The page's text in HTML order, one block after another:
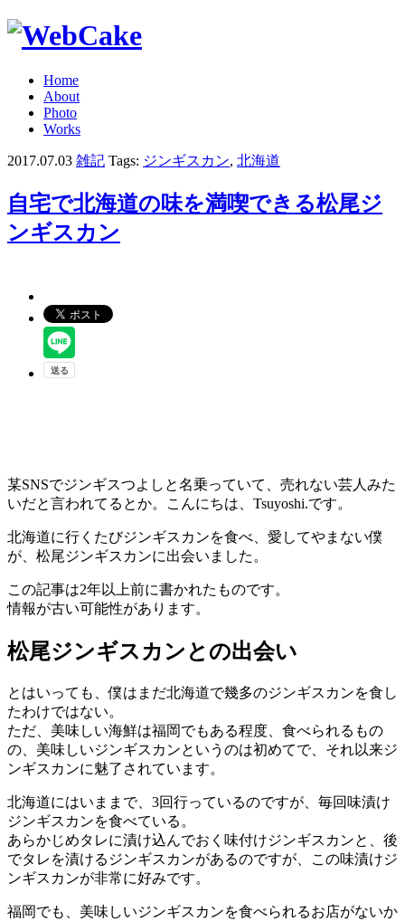
Home
About
Photo
Works
2017.07.03 雑記 Tags: ジンギスカン, 北海道
自宅で北海道の味を満喫できる松尾ジ
ンギスカン
某SNSでジンギスつよしと名乗っていて、売れない芸人みた
いだと言われてるとか。こんにちは、Tsuyoshi.です。
北海道に行くたびジンギスカンを食べ、愛してやまない僕
が、松尾ジンギスカンに出会いました。
この記事は2年以上前に書かれたものです。
情報が古い可能性があります。
松尾ジンギスカンとの出会い
とはいっても、僕はまだ北海道で幾多のジンギスカンを食し
たわけではない。
ただ、美味しい海鮮は福岡でもある程度、食べられるもの
の、美味しいジンギスカンというのは初めてで、それ以来ジ
ンギスカンに魅了されています。
北海道にはいままで、3回行っているのですが、毎回味漬け
ジンギスカンを食べている。
あらかじめタレに漬け込んでおく味付けジンギスカンと、後
でタレを漬けるジンギスカンがあるのですが、この味漬けジ
ンギスカンが非常に好みです。
福岡でも、美味しいジンギスカンを食べられるお店がないか